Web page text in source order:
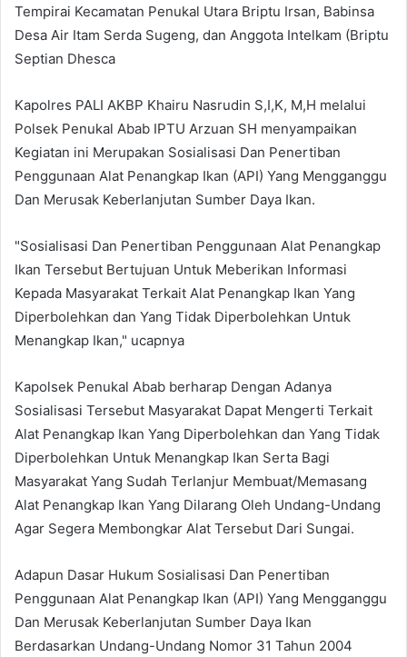
Tempirai Kecamatan Penukal Utara Briptu Irsan, Babinsa
Desa Air Itam Serda Sugeng, dan Anggota Intelkam (Briptu
Septian Dhesca
Kapolres PALI AKBP Khairu Nasrudin S,I,K, M,H melalui
Polsek Penukal Abab IPTU Arzuan SH menyampaikan
Kegiatan ini Merupakan Sosialisasi Dan Penertiban
Penggunaan Alat Penangkap Ikan (API) Yang Mengganggu
Dan Merusak Keberlanjutan Sumber Daya Ikan.
"Sosialisasi Dan Penertiban Penggunaan Alat Penangkap
Ikan Tersebut Bertujuan Untuk Meberikan Informasi
Kepada Masyarakat Terkait Alat Penangkap Ikan Yang
Diperbolehkan dan Yang Tidak Diperbolehkan Untuk
Menangkap Ikan," ucapnya
Kapolsek Penukal Abab berharap Dengan Adanya
Sosialisasi Tersebut Masyarakat Dapat Mengerti Terkait
Alat Penangkap Ikan Yang Diperbolehkan dan Yang Tidak
Diperbolehkan Untuk Menangkap Ikan Serta Bagi
Masyarakat Yang Sudah Terlanjur Membuat/Memasang
Alat Penangkap Ikan Yang Dilarang Oleh Undang-Undang
Agar Segera Membongkar Alat Tersebut Dari Sungai.
Adapun Dasar Hukum Sosialisasi Dan Penertiban
Penggunaan Alat Penangkap Ikan (API) Yang Mengganggu
Dan Merusak Keberlanjutan Sumber Daya Ikan
Berdasarkan Undang-Undang Nomor 31 Tahun 2004